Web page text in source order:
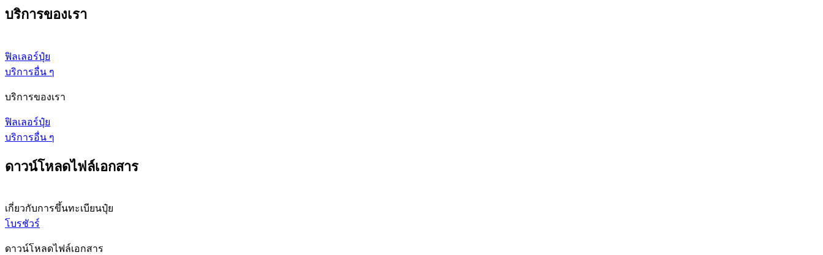
บริการของเรา
ฟิลเลอร์ปุ๋ย
บริการอื่น ๆ
บริการของเรา
ฟิลเลอร์ปุ๋ย
บริการอื่น ๆ
ดาวน์โหลดไฟล์เอกสาร
เกี่ยวกับการขึ้นทะเบียนปุ๋ย
โบรชัวร์
ดาวน์โหลดไฟล์เอกสาร